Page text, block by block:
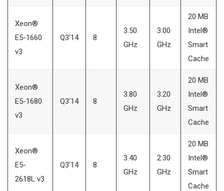
Xeon®
E5-1660
v3
Q3’14 8
3.50
GHz
3.00
GHz
20 MB
Intel®
Smart
Cache
Xeon®
E5-1680
v3
Q3’14 8
3.80
GHz
3.20
GHz
20 MB
Intel®
Smart
Cache
Xeon®
E5-
2618L v3
Q3’14 8
3.40
GHz
2.30
GHz
20 MB
Intel®
Smart
Cache